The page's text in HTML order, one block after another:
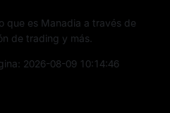
que es Manadia a través de
de trading y más.
2026-08-09 10:14:46